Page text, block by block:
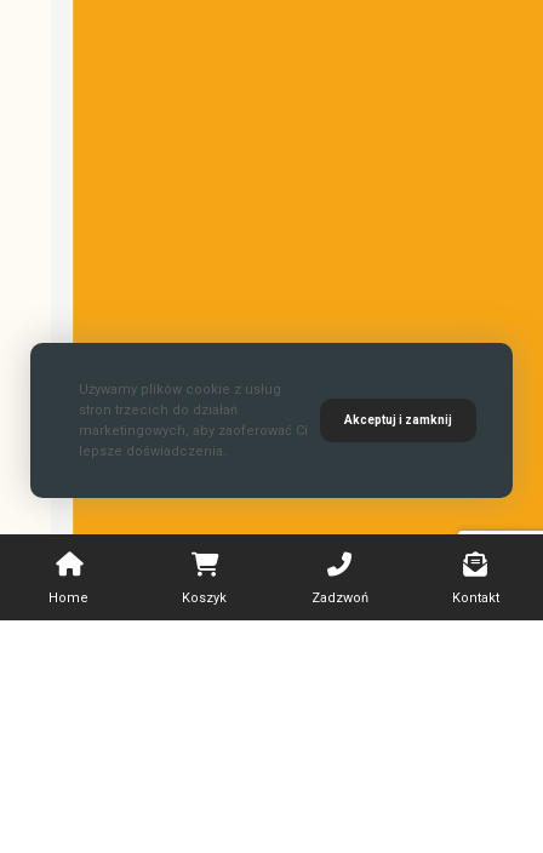
Home Koszyk Zadzwoń Kontakt
Używamy plików cookie z usług
stron trzecich do działań
marketingowych, aby zaoferować Ci
lepsze doświadczenia.
Akceptuj i zamknij